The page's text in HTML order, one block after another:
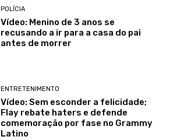
POLÍCIA
Vídeo: Menino de 3 anos se
recusando a ir para a casa do pai
antes de morrer
ENTRETENIMENTO
Vídeo: Sem esconder a felicidade;
Flay rebate haters e defende
comemoração por fase no Grammy
Latino